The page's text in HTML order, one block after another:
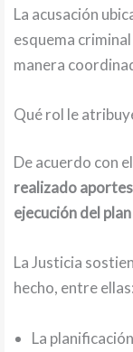
La acusación
esquema
manera
Qué rol le
De acuerdo con
realizado
ejecución del
La Justicia
hecho, entre ellas:
La